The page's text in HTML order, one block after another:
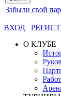
Забыли свой
ВХОД
О КЛУБЕ